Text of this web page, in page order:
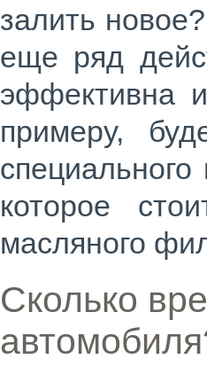
залить
еще ряд
эффективна
примеру,
которое
масляного
Сколько